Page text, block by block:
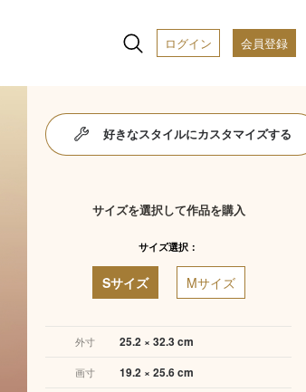
ログイン 会員登録
好きなスタイルにカスタマイズする
サイズを選択して作品を購入
サイズ選択：
Sサイズ Mサイズ
外寸 25.2 × 32.3 cm
画寸 19.2 × 25.6 cm